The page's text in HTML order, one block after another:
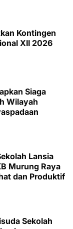
Kontingen
XII 2026
Siaga
Wilayah
Lansia
Murung Raya
dan Produktif
Sekolah